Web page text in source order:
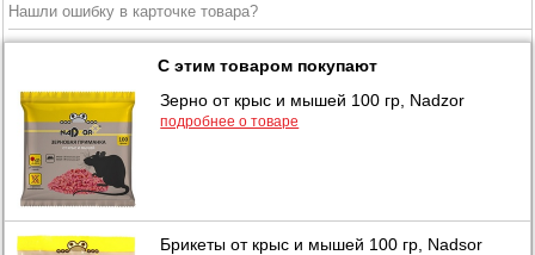
Нашли ошибку в карточке товара?
С этим товаром покупают
Зерно от крыс и мышей 100 гр, Nadzor
подробнее о товаре
Брикеты от крыс и мышей 100 гр, Nadsor